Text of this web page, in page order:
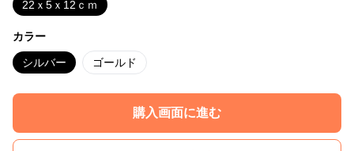
22ｘ5ｘ12ｃｍ
カラー
シルバー ゴールド
購入画面に進む